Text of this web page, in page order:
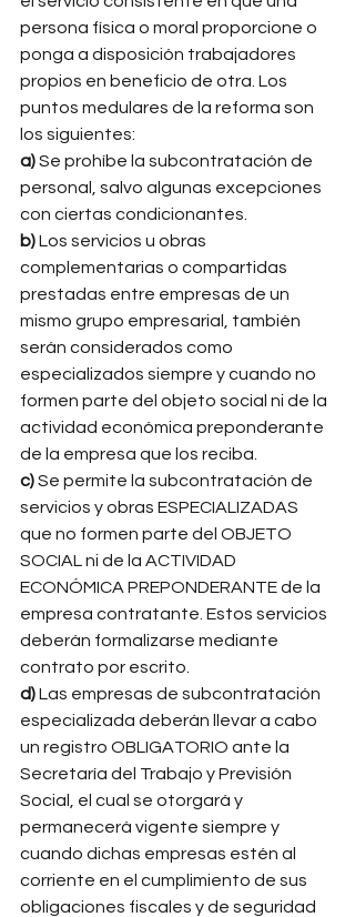
persona física o moral proporcione o
ponga a disposición trabajadores
propios en beneficio de otra. Los
puntos medulares de la reforma son
los siguientes:
a) Se prohíbe la subcontratación de
personal, salvo algunas excepciones
con ciertas condicionantes.
b) Los servicios u obras
complementarias o compartidas
prestadas entre empresas de un
mismo grupo empresarial, también
serán considerados como
especializados siempre y cuando no
formen parte del objeto social ni de la
actividad económica preponderante
de la empresa que los reciba.
c) Se permite la subcontratación de
servicios y obras ESPECIALIZADAS
que no formen parte del OBJETO
SOCIAL ni de la ACTIVIDAD
ECONÓMICA PREPONDERANTE de la
empresa contratante. Estos servicios
deberán formalizarse mediante
contrato por escrito.
d) Las empresas de subcontratación
especializada deberán llevar a cabo
un registro OBLIGATORIO ante la
Secretaría del Trabajo y Previsión
Social, el cual se otorgará y
permanecerá vigente siempre y
cuando dichas empresas estén al
corriente en el cumplimiento de sus
obligaciones fiscales y de seguridad